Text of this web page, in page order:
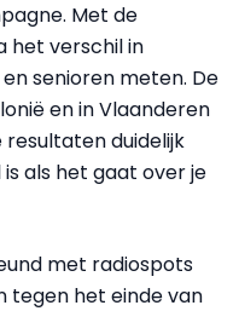
Met de
het verschil in
senioren meten. De
en in Vlaanderen
resultaten duidelijk
als het gaat over je
met radiospots
tegen het einde van